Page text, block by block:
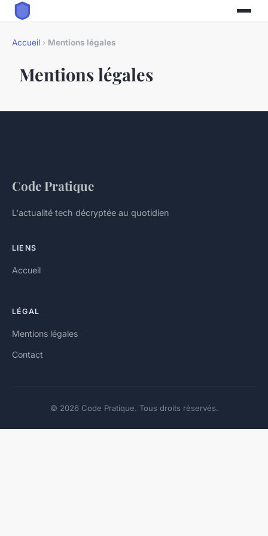
Accueil › Mentions légales
Mentions légales
Code Pratique
L'actualité tech décryptée au quotidien
LIENS
Accueil
LÉGAL
Mentions légales
Contact
© 2026 Code Pratique. Tous droits réservés.